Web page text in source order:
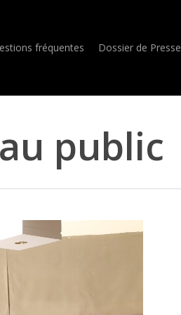
fréquentes Dossier de Presse
public